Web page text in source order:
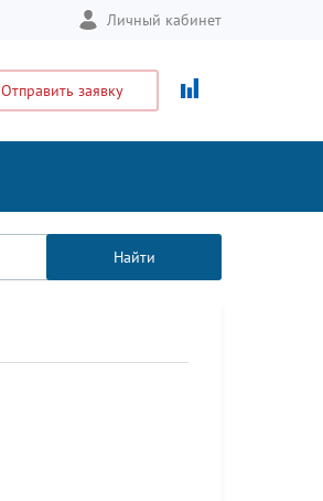
Личный кабинет
Отправить заявку
Найти